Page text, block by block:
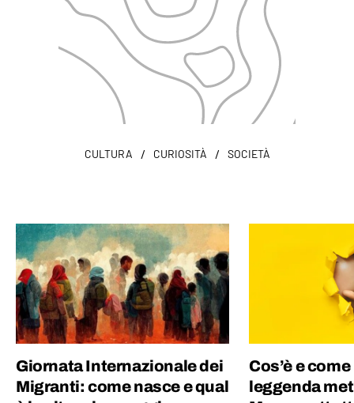
CULTURA / CURIOSITÀ / SOCIETÀ
Giornata Internazionale dei
Migranti: come nasce e qual
Cos’è e
leggenda